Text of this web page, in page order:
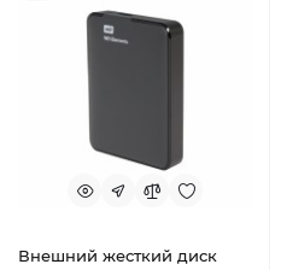
Внешний жесткий диск